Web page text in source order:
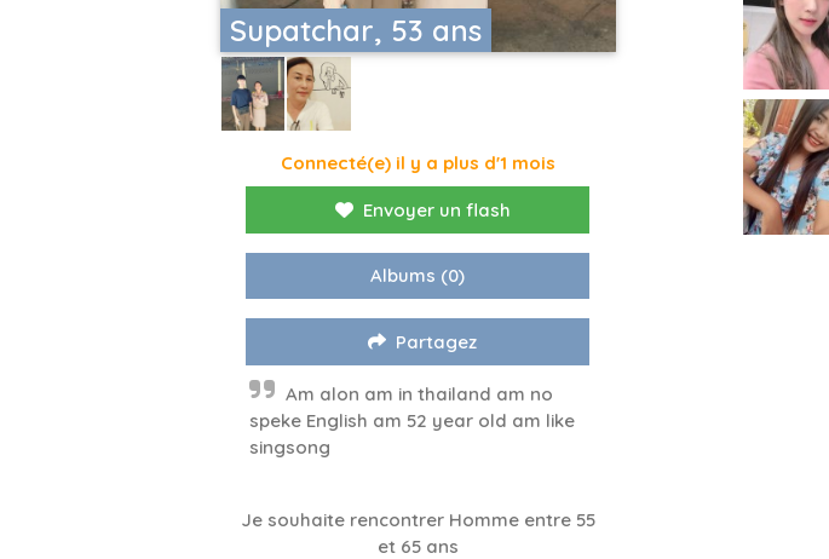
Supatchar, 53 ans
Connecté(e) il y a plus d'1 mois
Envoyer un flash
Albums (0)
Partagez
Am alon am in thailand am no
speke English am 52 year old am like
singsong
Je souhaite rencontrer Homme entre 55
et 65 ans